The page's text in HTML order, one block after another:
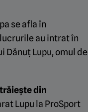
se afla în
au intrat în
Dănuț Lupu, omul de
din
Lupu la ProSport